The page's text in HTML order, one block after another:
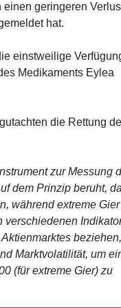
geringeren
hat.
einstweilige
Medikaments Eylea
die Rettung
zur Messung
dem Prinzip beruht,
während extreme
verschiedenen
beziehen,
Marktvolatilität, um
(für extreme Gier) zu